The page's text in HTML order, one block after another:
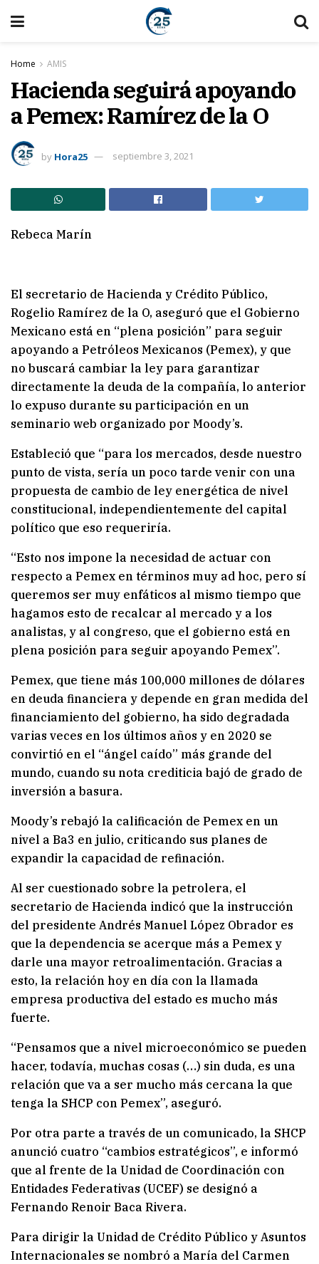
Home AMIS
Hacienda seguirá apoyando
a Pemex: Ramírez de la O
by Hora25 septiembre 3, 2021
Rebeca Marín
El secretario de Hacienda y Crédito Público,
Rogelio Ramírez de la O, aseguró que el Gobierno
Mexicano está en “plena posición” para seguir
apoyando a Petróleos Mexicanos (Pemex), y que
no buscará cambiar la ley para garantizar
directamente la deuda de la compañía, lo anterior
lo expuso durante su participación en un
seminario web organizado por Moody’s.
Estableció que “para los mercados, desde nuestro
punto de vista, sería un poco tarde venir con una
propuesta de cambio de ley energética de nivel
constitucional, independientemente del capital
político que eso requeriría.
“Esto nos impone la necesidad de actuar con
respecto a Pemex en términos muy ad hoc, pero sí
queremos ser muy enfáticos al mismo tiempo que
hagamos esto de recalcar al mercado y a los
analistas, y al congreso, que el gobierno está en
plena posición para seguir apoyando Pemex”.
Pemex, que tiene más 100,000 millones de dólares
en deuda financiera y depende en gran medida del
financiamiento del gobierno, ha sido degradada
varias veces en los últimos años y en 2020 se
convirtió en el “ángel caído” más grande del
mundo, cuando su nota crediticia bajó de grado de
inversión a basura.
Moody’s rebajó la calificación de Pemex en un
nivel a Ba3 en julio, criticando sus planes de
expandir la capacidad de refinación.
Al ser cuestionado sobre la petrolera, el
secretario de Hacienda indicó que la instrucción
del presidente Andrés Manuel López Obrador es
que la dependencia se acerque más a Pemex y
darle una mayor retroalimentación. Gracias a
esto, la relación hoy en día con la llamada
empresa productiva del estado es mucho más
fuerte.
“Pensamos que a nivel microeconómico se pueden
hacer, todavía, muchas cosas (…) sin duda, es una
relación que va a ser mucho más cercana la que
tenga la SHCP con Pemex”, aseguró.
Por otra parte a través de un comunicado, la SHCP
anunció cuatro “cambios estratégicos”, e informó
que al frente de la Unidad de Coordinación con
Entidades Federativas (UCEF) se designó a
Fernando Renoir Baca Rivera.
Para dirigir la Unidad de Crédito Público y Asuntos
Internacionales se nombró a María del Carmen